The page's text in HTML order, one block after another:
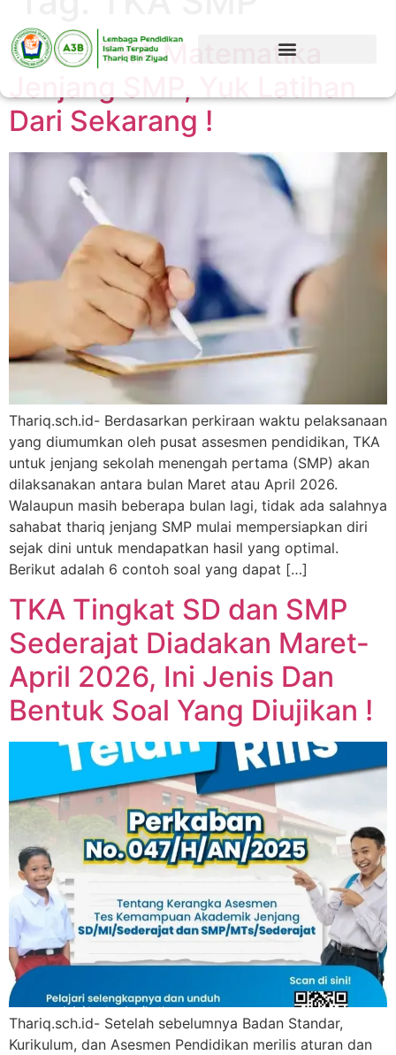
6 Soal TKA Matematika
Dari Sekarang !
Thariq.sch.id- Berdasarkan perkiraan waktu pelaksanaan
yang diumumkan oleh pusat assesmen pendidikan, TKA
untuk jenjang sekolah menengah pertama (SMP) akan
dilaksanakan antara bulan Maret atau April 2026.
Walaupun masih beberapa bulan lagi, tidak ada salahnya
sahabat thariq jenjang SMP mulai mempersiapkan diri
sejak dini untuk mendapatkan hasil yang optimal.
Berikut adalah 6 contoh soal yang dapat […]
TKA Tingkat SD dan SMP
Sederajat Diadakan Maret-
April 2026, Ini Jenis Dan
Bentuk Soal Yang Diujikan !
Thariq.sch.id- Setelah sebelumnya Badan Standar,
Kurikulum, dan Asesmen Pendidikan merilis aturan dan